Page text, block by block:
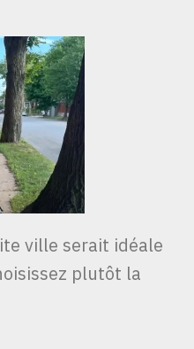
ville serait idéale
plutôt la